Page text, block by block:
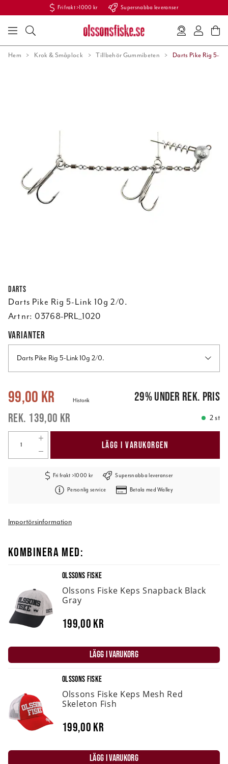
Fri frakt >1000 kr Supersnabba leveranser
Hem Krok & Småplock Tillbehör Gummibeten Darts Pike Rig 5-
Darts
Darts Pike Rig 5-Link 10g 2/0.
Art nr: 03768-PRL_1020
VARIANTER
Darts Pike Rig 5-Link 10g 2/0.
Nuvarande pris: 139,00 kr
99,00 kr
139,00 kr
Historik 29%under rek. pris
2 st
LÄGG I VARUKORGEN
Fri frakt >1000 kr Supersnabba leveranser
Personlig service Betala med Walley
Importörsinformation
KOMBINERA MED:
OLSSONS FISKE
Olssons Fiske Keps Snapback Black
Gray
199,00 kr
LÄGG I VARUKORG
OLSSONS FISKE
Olssons Fiske Keps Mesh Red
Skeleton Fish
199,00 kr
LÄGG I VARUKORG